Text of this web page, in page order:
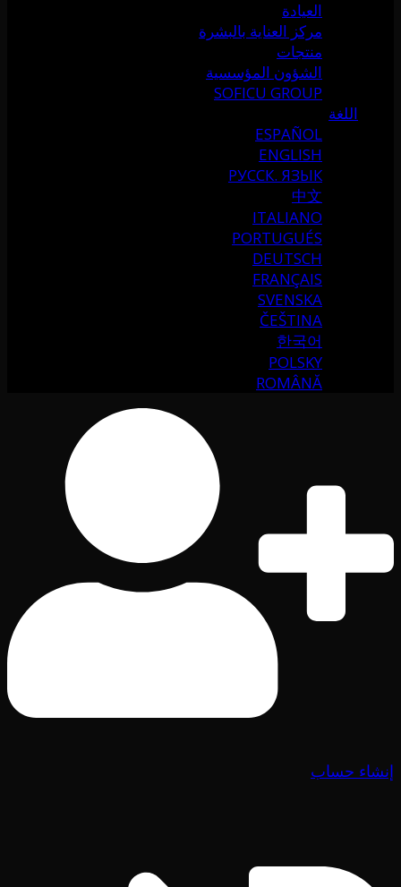
العيادة
مركز العناية بالبشرة
منتجات
الشؤون المؤسسية
SOFICU GROUP
اللغة
ESPAÑOL
ENGLISH
РУССК. ЯЗЫК
中文
ITALIANO
PORTUGUÉS
DEUTSCH
FRANÇAIS
SVENSKA
ČEŠTINA
한국어
POLSKY
ROMÂNĂ
إنشاء حساب